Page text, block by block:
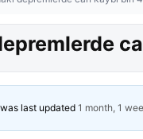
last updated 1 month, 1